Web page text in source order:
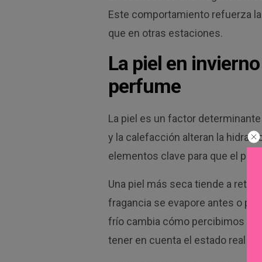
Este comportamiento refuerza
que en otras estaciones.
La piel en
perfume
La piel es un factor
y la calefacción alteran la
elementos clave para que el
Una piel más seca tiende a
fragancia se evapore antes o
frío cambia cómo percibimos
tener en cuenta el estado real de